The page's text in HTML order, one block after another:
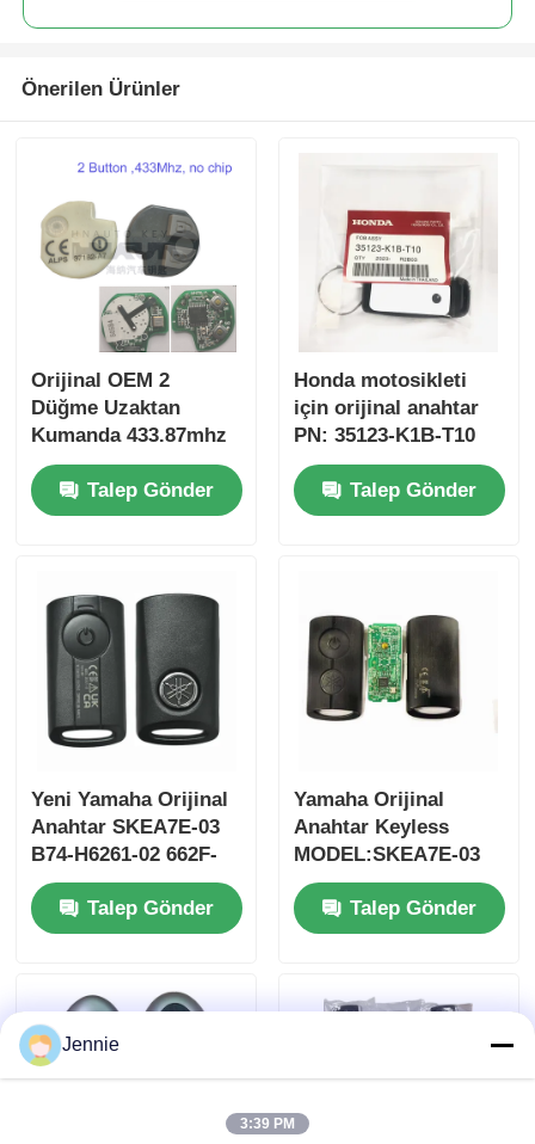
Ürünler
Önerilen Ürünler
Orijinal OEM 2
Düğme Uzaktan
Kumanda 433.87mhz
Su-zuki Jim-ny için
FSK 2005-2017 Çipsiz
37182-A7 Toptan satış
Talep Gönder
Honda motosikleti
için orijinal anahtar
PN: 35123-K1B-T10
üç düğmeli
FSK433.92MHz ID47
çipli uzaktan
Talep Gönder
Yeni Yamaha Orijinal
Anahtar SKEA7E-03
B74-H6261-02 662F-
SKEA7D03
Talep Gönder
Yamaha Orijinal
Anahtar Keyless
MODEL:SKEA7E-03
Yamaha Akıllı
Uzaktan Kumanda
Anahtarı İçin B74-
Talep Gönder
Jennie
3:39 PM